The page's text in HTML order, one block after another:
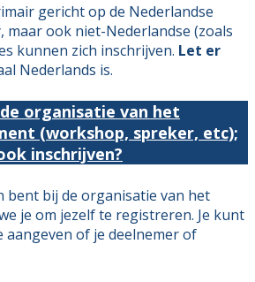
gericht op de Nederlandse
ook niet-Nederlandse (zoals
kunnen zich inschrijven. Let er
Nederlands is.
organisatie van het
(workshop, spreker, etc);
inschrijven?
bent bij de organisatie van het
je om jezelf te registreren. Je kunt
of je deelnemer of